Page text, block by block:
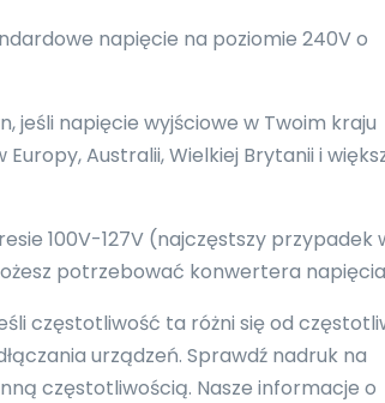
napięcie na poziomie 240V o
jeśli napięcie wyjściowe w Twoim kraju
Australii, Wielkiej Brytanii i
100V-127V (najczęstszy przypadek
potrzebować konwertera
częstotliwość ta różni się od
urządzeń. Sprawdź nadruk na
częstotliwością. Nasze informacje o